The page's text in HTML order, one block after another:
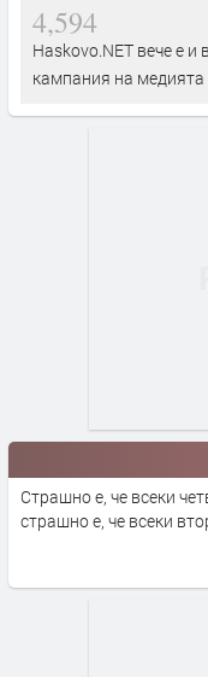
4,594
Haskovo.NET вече е
кампания на медията
Страшно е, че всеки
страшно е, че всеки